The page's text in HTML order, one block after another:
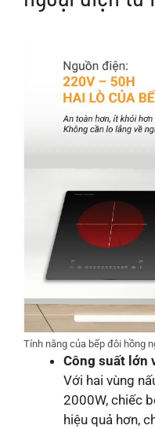
Tính năng của bếp đôi hồng
Công suất lớn
Với hai vùng
2000W, chiếc
hiệu quả hơn,